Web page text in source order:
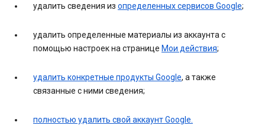
удалить сведения из определенных сервисов Google;
удалить определенные материалы из аккаунта с
помощью настроек на странице Мои действия;
удалить конкретные продукты Google, а также
связанные с ними сведения;
полностью удалить свой аккаунт Google.